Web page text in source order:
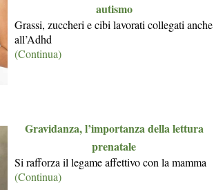
autismo
Grassi, zuccheri e cibi lavorati collegati anche
all’Adhd
(Continua)
Gravidanza, l’importanza della lettura
prenatale
Si rafforza il legame affettivo con la mamma
(Continua)